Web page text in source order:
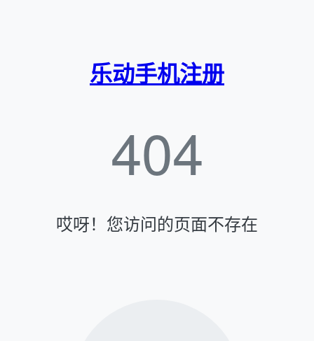
乐动手机注册
404
哎呀！您访问的页面不存在